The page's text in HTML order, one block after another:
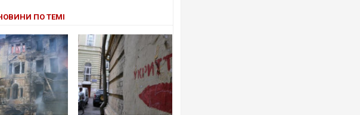
ПО ТЕМІ
Ворог завдав комбінованого
двоє поранених. Ще десятеро
після атаки БПЛА по ринку на